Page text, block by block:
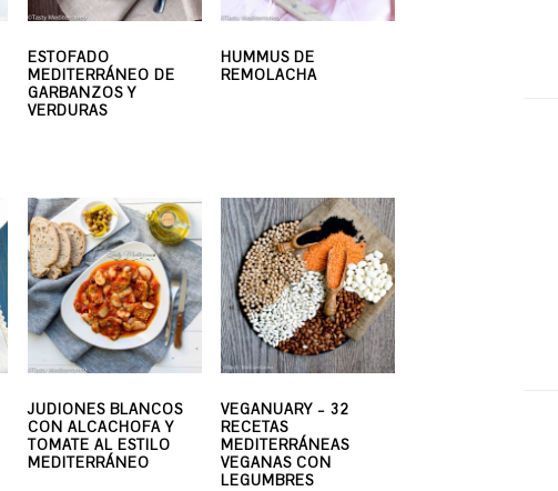
ESTOFADO
MEDITERRÁNEO DE
GARBANZOS Y
VERDURAS
HUMMUS DE
REMOLACHA
JUDIONES BLANCOS
CON ALCACHOFA Y
TOMATE AL ESTILO
MEDITERRÁNEO
VEGANUARY – 32
RECETAS
MEDITERRÁNEAS
VEGANAS CON
LEGUMBRES